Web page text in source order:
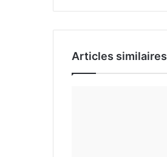
l
Articles similaires